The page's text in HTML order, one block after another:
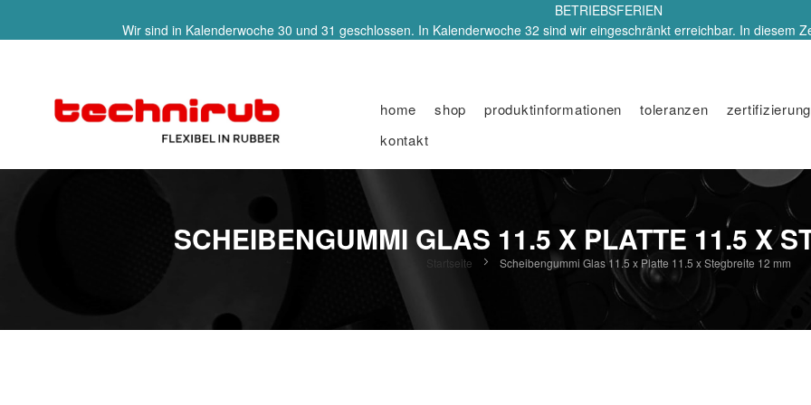
BETRIEBSFERIEN
Wir sind in Kalenderwoche 30 und 31 geschlossen. In Kalenderwoche 32 sind wir eingeschränkt erreichbar. In diesem
home shop produktinformationen toleranzen zertifizierung
kontakt
SCHEIBENGUMMI GLAS 11.5 X PLATTE 11.5 X
Startseite Scheibengummi Glas 11.5 x Platte 11.5 x Stegbreite 12 mm